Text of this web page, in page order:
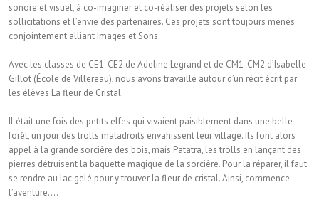
sonore et visuel, à co-imaginer et co-réaliser des projets selon les
sollicitations et l’envie des partenaires. Ces projets sont toujours menés
conjointement alliant Images et Sons.
Avec les classes de CE1-CE2 de Adeline Legrand et de CM1-CM2 d’Isabelle
Gillot (École de Villereau), nous avons travaillé autour d’un récit écrit par
les élèves La fleur de Cristal.
Il était une fois des petits elfes qui vivaient paisiblement dans une belle
forêt, un jour des trolls maladroits envahissent leur village. Ils font alors
appel à la grande sorcière des bois, mais Patatra, les trolls en lançant des
pierres détruisent la baguette magique de la sorcière. Pour la réparer, il faut
se rendre au lac gelé pour y trouver la fleur de cristal. Ainsi, commence
l’aventure….